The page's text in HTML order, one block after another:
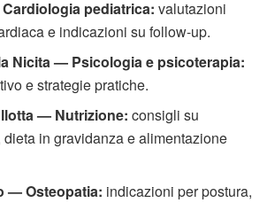
pediatrica: valutazioni
e indicazioni su follow-up.
Nicita — Psicologia e psicoterapia:
e strategie pratiche.
— Nutrizione: consigli su
dieta in gravidanza e alimentazione
— Osteopatia: indicazioni per postura,